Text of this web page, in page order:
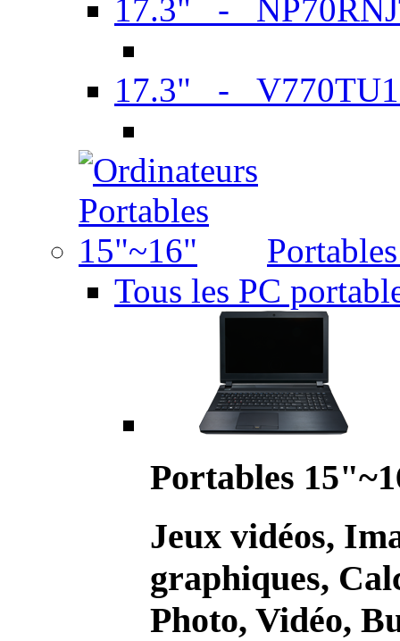
17.3" -
17.3" -
Tous les PC
Portables
Jeux vidéos,
graphiques,
Photo, Vidéo,